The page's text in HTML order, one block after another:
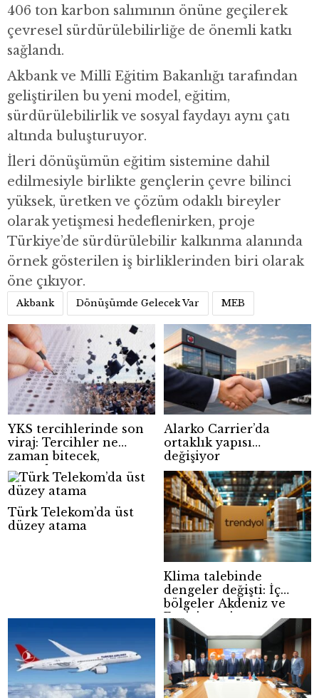
406 ton karbon salımının önüne geçilerek
çevresel sürdürülebilirliğe de önemli katkı
sağlandı.
Akbank ve Millî Eğitim Bakanlığı tarafından
geliştirilen bu yeni model, eğitim,
sürdürülebilirlik ve sosyal faydayı aynı çatı
altında buluşturuyor.
İleri dönüşümün eğitim sistemine dahil
edilmesiyle birlikte gençlerin çevre bilinci
yüksek, üretken ve çözüm odaklı bireyler
olarak yetişmesi hedeflenirken, proje
Türkiye’de sürdürülebilir kalkınma alanında
örnek gösterilen iş birliklerinden biri olarak
öne çıkıyor.
Akbank Dönüşümde Gelecek Var MEB
YKS tercihlerinde son
viraj: Tercihler ne
zaman bitecek,
sonuçlar ne zaman
açıklanacak?
Alarko Carrier’da
ortaklık yapısı
değişiyor
Türk Telekom’da üst
düzey atama
Klima talebinde
dengeler değişti: İç
bölgeler Akdeniz ve
Ege’yi geçti